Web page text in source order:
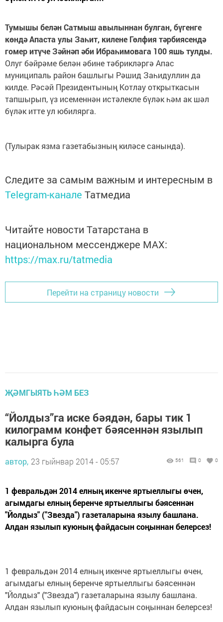
Тумышы белән Сатмыш авылыннан булган, бүгенге
көндә Апаста улы Заһит, килене Гөлфия тәрбиясендә
гомер итүче Зәйнәп әби Ибраһимовага 100 яшь тулды.
Олуг бәйрәме белән әбине тәбрикләргә Апас
муниципаль район башлыгы Рәшид Заһидуллин да
килде. Рәсәй Президентының Котлау открыткасын
тапшырып, үз исеменнән истәлекле бүләк һәм ак шәл
бүләк итте ул юбилярга.
(Тулырак язма газетабызның киләсе санында).
Следите за самым важным и интересным в
Telegram-канале Татмедиа
Читайте новости Татарстана в
национальном мессенджере MАХ:
https://max.ru/tatmedia
Перейти на страницу новости
ҖӘМГЫЯТЬ ҺӘМ БЕЗ
“Йолдыз”га иске бәядән, бары тик 1
килограмм конфет бәясеннән язылып
калырга була
автор, 23 гыйнвар 2014 - 05:57 561 0 0
1 февральдән 2014 елның икенче яртыеллыгы өчен,
агымдагы елның беренче яртыеллыгы бәясеннән
"Йолдыз" ("Звезда") газеталарына язылу башлана.
Алдан язылып куюның файдасын соңыннан белерсез!
1 февральдән 2014 елның икенче яртыеллыгы өчен,
агымдагы елның беренче яртыеллыгы бәясеннән
"Йолдыз" ("Звезда") газеталарына язылу башлана.
Алдан язылып куюның файдасын соңыннан белерсез!